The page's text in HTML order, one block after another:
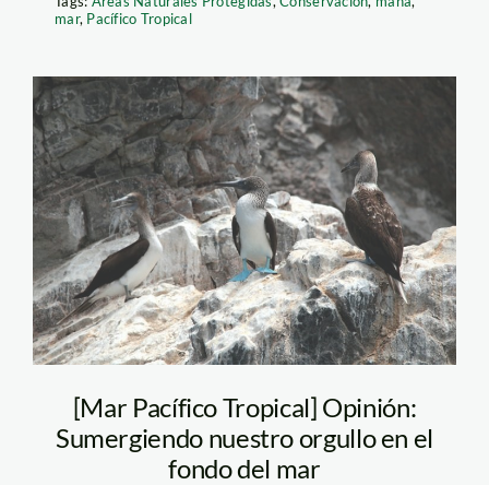
mar, Pacífico Tropical
piqueros – bruno
monteferri
[Mar Pacífico Tropical] Opinión:
Sumergiendo nuestro orgullo en el
fondo del mar